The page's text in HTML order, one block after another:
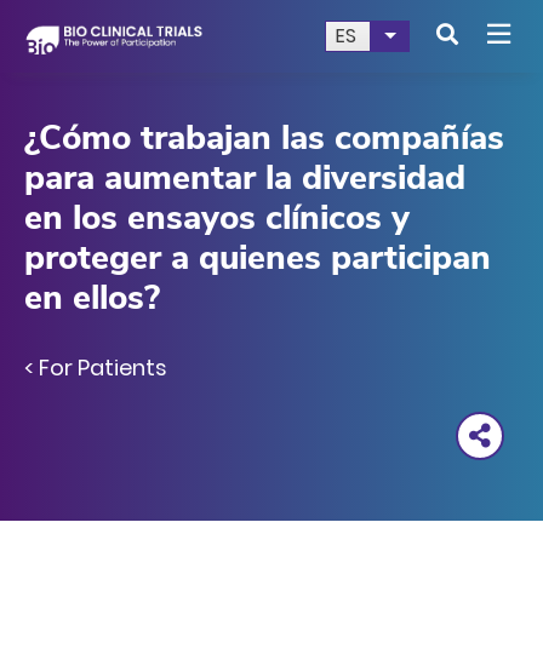
Search
ES List additional
¿Cómo trabajan las compañías
para aumentar la diversidad
en los ensayos clínicos y
proteger a quienes participan
en ellos?
< For Patients